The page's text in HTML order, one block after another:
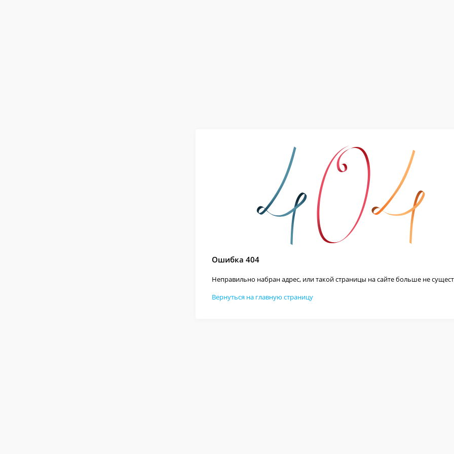
Ошибка 404
Неправильно набран адрес, или такой страницы на сайте больше не
Вернуться на главную страницу